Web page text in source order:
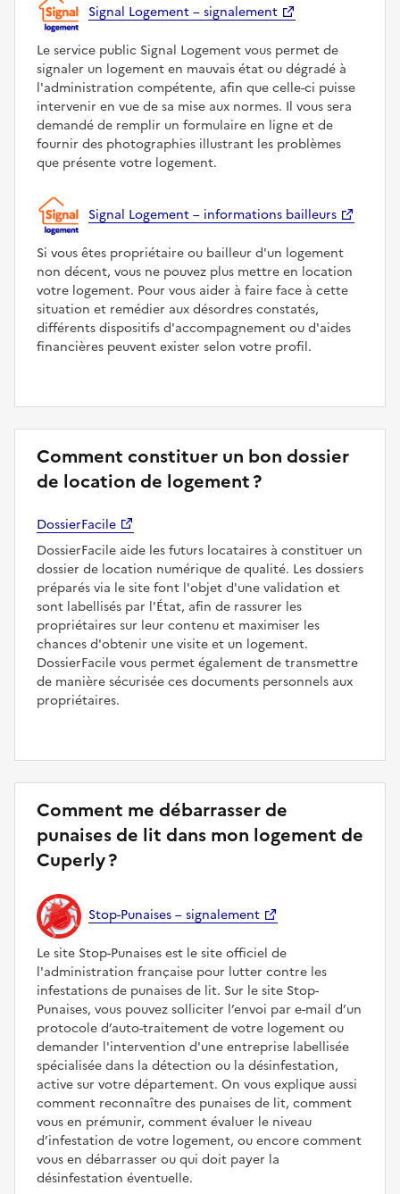
Signal Logement – signalement
Le service public Signal Logement vous permet de
signaler un logement en mauvais état ou dégradé à
l'administration compétente, afin que celle-ci puisse
intervenir en vue de sa mise aux normes. Il vous sera
demandé de remplir un formulaire en ligne et de
fournir des photographies illustrant les problèmes
que présente votre logement.
Signal Logement – informations bailleurs
Si vous êtes propriétaire ou bailleur d'un logement
non décent, vous ne pouvez plus mettre en location
votre logement. Pour vous aider à faire face à cette
situation et remédier aux désordres constatés,
différents dispositifs d'accompagnement ou d'aides
financières peuvent exister selon votre profil.
Comment constituer un bon dossier
de location de logement ?
DossierFacile
DossierFacile aide les futurs locataires à constituer un
dossier de location numérique de qualité. Les dossiers
préparés via le site font l'objet d'une validation et
sont labellisés par l'État, afin de rassurer les
propriétaires sur leur contenu et maximiser les
chances d'obtenir une visite et un logement.
DossierFacile vous permet également de transmettre
de manière sécurisée ces documents personnels aux
propriétaires.
Comment me débarrasser de
punaises de lit dans mon logement de
Cuperly ?
Stop-Punaises – signalement
Le site Stop-Punaises est le site officiel de
l'administration française pour lutter contre les
infestations de punaises de lit. Sur le site Stop-
Punaises, vous pouvez solliciter l’envoi par e-mail d’un
protocole d’auto-traitement de votre logement ou
demander l'intervention d'une entreprise labellisée
spécialisée dans la détection ou la désinfestation,
active sur votre département. On vous explique aussi
comment reconnaître des punaises de lit, comment
vous en prémunir, comment évaluer le niveau
d’infestation de votre logement, ou encore comment
vous en débarrasser ou qui doit payer la
désinfestation éventuelle.